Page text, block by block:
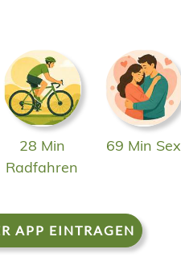
28 Min
Radfahren
69 Min Sex
APP EINTRAGEN